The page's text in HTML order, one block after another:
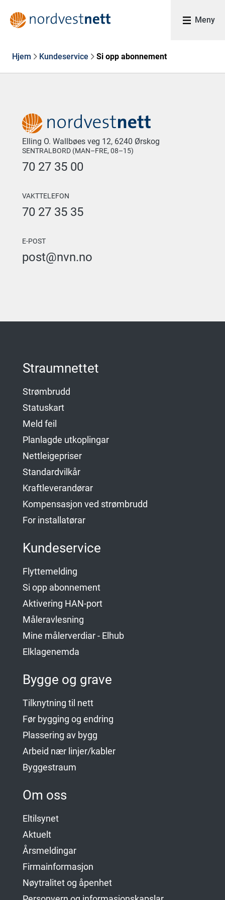
Meny
Hjem Kundeservice Si opp abonnement
Elling O. Wallbøes veg 12, 6240 Ørskog
SENTRALBORD (MAN–FRE, 08–15)
70 27 35 00
VAKTTELEFON
70 27 35 35
E-POST
post@nvn.no
Straumnettet
Strømbrudd
Statuskart
Meld feil
Planlagde utkoplingar
Nettleigepriser
Standardvilkår
Kraftleverandørar
Kompensasjon ved strømbrudd
For installatørar
Kundeservice
Flyttemelding
Si opp abonnement
Aktivering HAN-port
Måleravlesning
Mine målerverdiar - Elhub
Elklagenemda
Bygge og grave
Tilknytning til nett
Før bygging og endring
Plassering av bygg
Arbeid nær linjer/kabler
Byggestraum
Om oss
Eltilsynet
Aktuelt
Årsmeldingar
Firmainformasjon
Nøytralitet og åpenhet